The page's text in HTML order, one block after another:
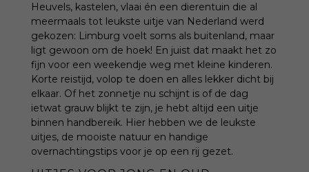
Heuvels, kastelen, vlaai én een dierentuin die al
meermaals tot leukste uitje van Nederland werd
gekozen: Limburg voelt soms als buitenland, maar
ligt gewoon om de hoek! En juist dat maakt het zo
fijn voor een weekendje weg met kleine kinderen.
Korte reistijd, volop te doen en alles lekker dicht bij
elkaar. Of het zonnetje nu schijnt is of de dag
ietwat grauw blijkt te zijn, je hebt altijd een uitje
binnen handbereik. Hier hebben we de leukste
uitjes, de mooiste natuur en handige
overnachtingstips voor je op een rij gezet.